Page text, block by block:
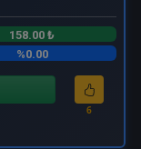
158.00 ₺
%0.00
6